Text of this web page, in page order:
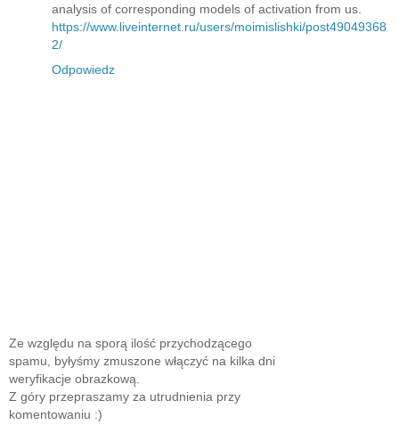
analysis of corresponding models of activation from us.
https://www.liveinternet.ru/users/moimislishki/post49049368
2/
Odpowiedz
Ze względu na sporą ilość przychodzącego
spamu, byłyśmy zmuszone włączyć na kilka dni
weryfikacje obrazkową.
Z góry przepraszamy za utrudnienia przy
komentowaniu :)